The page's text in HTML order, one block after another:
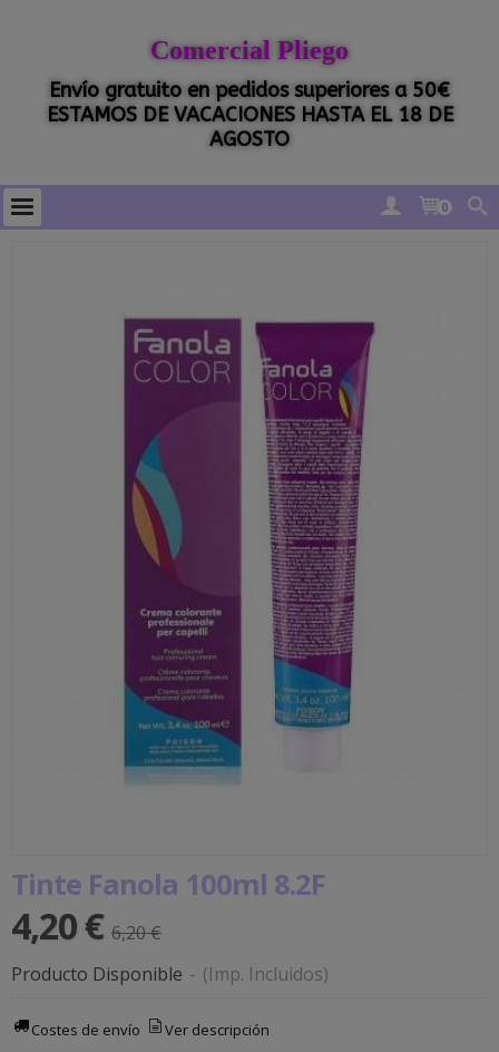
Comercial Pliego
Envío gratuito en pedidos superiores a 50€
ESTAMOS DE VACACIONES HASTA EL 18 DE
AGOSTO
0
Tinte Fanola 100ml 8.2F
4,20 € 6,20 €
Producto Disponible - (Imp. Incluidos)
Costes de envío Ver descripción